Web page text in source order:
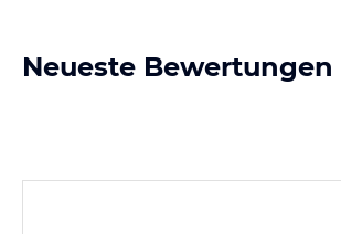
Neueste Bewertungen